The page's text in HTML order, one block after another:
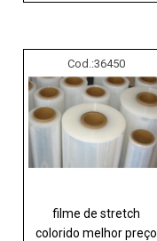
Cod.:36450
filme de stretch
colorido melhor preço